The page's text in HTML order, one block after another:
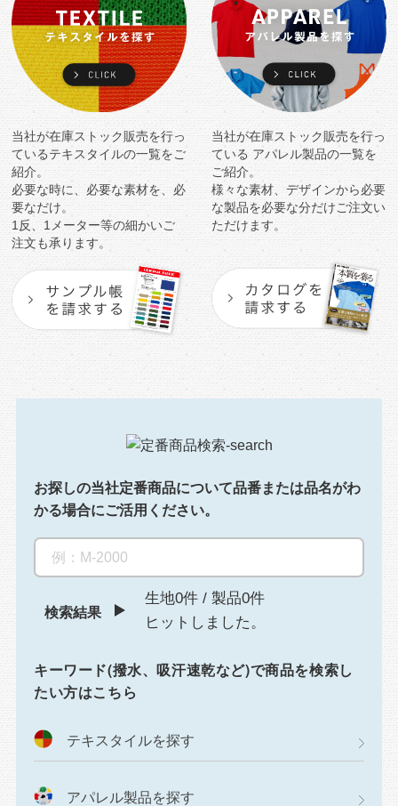
当社が在庫ストック販売を行っ
ているテキスタイルの一覧をご
紹介。
必要な時に、必要な素材を、必
要なだけ。
1反、1メーター等の細かいご
注文も承ります。
当社が在庫ストック販売を行っ
ている アパレル製品の一覧を
ご紹介。
様々な素材、デザインから必要
な製品を必要な分だけご注文い
ただけます。
お探しの当社定番商品について品番または品名がわ
かる場合にご活用ください。
検索結果
生地0件 / 製品0件
ヒットしました。
キーワード(撥水、吸汗速乾など)で商品を検索し
たい方はこちら
テキスタイルを探す
アパレル製品を探す